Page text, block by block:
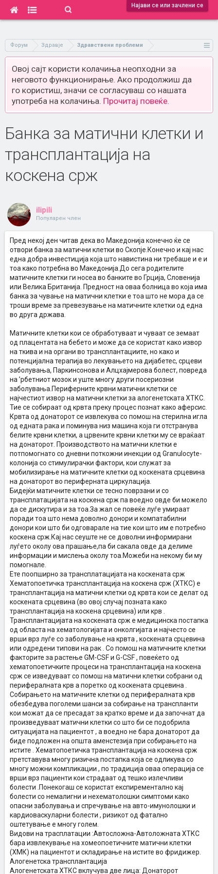
Најави се или зачлени се
Форум Здравје Здравствени проблеми
Овој сајт користи колачиња неопходни за
неговото функционирање. Ако продолжиш да
го користиш, значи се согласуваш со нашата
употреба на колачиња. Прочитај повеќе.
Банка за матични клетки и
трансплантација на
коскена срж
ilipili
Популарен член
Пред некој ден читав дека во Македонија конечно ќе се
отвори банка за матични клетки во Скопје.Конечно и кај нас
една добра инвестиција која што навистина ни требаше и е и
тоа како потребна во Македонија.До сега родителите
матичните клетки ги носеа во банките во Грција, Словенија
или Велика Британија. Предност на оваа болница во коjа има
банка за чување на матични клетки е тоа што не мора да се
троши време за превезување на матичните клетки од една
во друга држава.
Матичните клетки кои се обработуваат и чуваат се земаат
од плацентата на бебето и може да се користат како извор
на ткива и на органи во трансплантациите, но како и
потенцијална терапија во лекувањето на дијабетес, срцеви
заболувања, Паркинсонова и Алцхајмерова болест, повреда
на ’рбетниот мозок и уште многу други посериозни
заболувања.Периферните крвни матични клетки се
најчестиот извор на матични клетки за алогенетската ХТКС.
Тие се собираат од крвта преку процес познат како аферсис.
Крвта од донаторот се извлекува со помош на стерилна игла
од едната рака и поминува низ машина која ги отстранува
белите крвни клетки, а црвените крвни клетки му се враќаат
на донаторот. Производството на матични клетки е
потпомогнато со дневни поткожни инекции од Granulocyte-
колонија со стимулирачки фактори, кои служат за
мобилизирање на матичните клетки од коскената срцевина
на донаторот во периферната циркулација.
Бидејќи матичните клетки се тесно поврзани и со
трансплатацијата на коскена срж па воедно овде би можело
да се дискутира и за тоа.За жал се повеќе луѓе умираат
поради тоа што нема доволно донори и компатабилни
донори кои што би одговарале на тие кои што им е потребно
коскена срж.Кај нас сеуште не се доволни информирани
луѓето околу ова прашање,па би сакала овде да делиме
информации и мислења околу тоа.Можеби на некому би му
помогнале.
Ете поопширно за трансплатацијата на коскената срж
Хематопоетичка трансплантација на коскена срж (ХТКС) е
трансплантација на матични клетки од крвта кои се делат од
коскената срцевина (во овој случај позната како
трансплантација на коскена срцевина) или крв .
Трансплантацијата на коскената срж е медицинска постапка
од областа на хематологијата и онколгијата и најчесто се
врши врз луѓе со заболување на крвта , коскената срцевина
или одредени типови на рак . Со помош на матичните клетки
факторите за растење GM-CSF и G-CSF , повеќето од
хематопоетичките процеси на трансплантација на коскена
срж се изведуваат со помош на матични клетки собрани од
перифералната крв а поретко од коскената срцевина .
Собирањето на матичните клетки од перифералната крв
обезбедува поголеми шанси за собирање на транспланти
кои можат да се пресадат за кратко време и да започнат да
произведуваат матични клетки со што би се подобрила
ситуацијата на пациентот , а воедно не бара донаторот да
биде подложен на општа аменстезија при собирањето на
истите . Хематопоетичка трансплантација на коскена срж
претставува многу ризична постапка која се одликува со
многу можни компликации , по традиција оваа операција се
врши врз пациенти кои страдаат од тешко излечливи
болести .Понекогаш се користат експирементално кај
болести со немалигни и нехематолошки симптоми како
опасни заболувања и спречување на авто-имунолошки и
кардиоваскуларни болести , ризикот од фатално
оштетување е многу голем.
Видови на трасплатации :Автосложна-Автоложната ХТКС
бара извлекување на хомеопоетичните матични клетки
(ХМК) на пациентот и складирање на истите во фридижер.
Алогенетска трансплантација
Алогенетската ХТКС вклучува две лица: Донаторот